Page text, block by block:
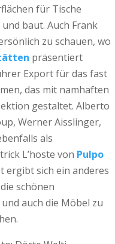
für Tische
baut. Auch Frank
zu schauen, wo
präsentiert
Export für das fast
das mit namhaften
gestaltet. Alberto
Werner Aisslinger,
als
L’hoste von Pulpo
ergibt sich ein anderes
schönen
auch die Möbel zu